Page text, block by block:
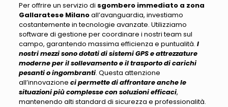
Per offrire un servizio di sgombero immediato a zona
Gallaratese Milanoall’avanguardia, investiamo
costantemente in tecnologie avanzate. Utilizziamo
software di gestione per coordinare i nostri team sul
campo, garantendo massima efficienza e puntualità. I
nostri mezzi sono dotati di sistemi GPS e attrezzature
moderneper il sollevamento e il trasporto di carichi
pesanti o ingombranti. Questa attenzione
all’innovazione ci permette di affrontare anche le
situazioni più complesse con soluzioni efficaci,
mantenendo alti standard di sicurezza e professionalità.